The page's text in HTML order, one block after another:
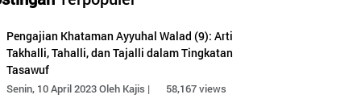
Pengajian Khataman Ayyuhal Walad (9): Arti
Takhalli, Tahalli, dan Tajalli dalam Tingkatan
Tasawuf
Senin, 10 April 2023 Oleh Kajis | 58,167 views